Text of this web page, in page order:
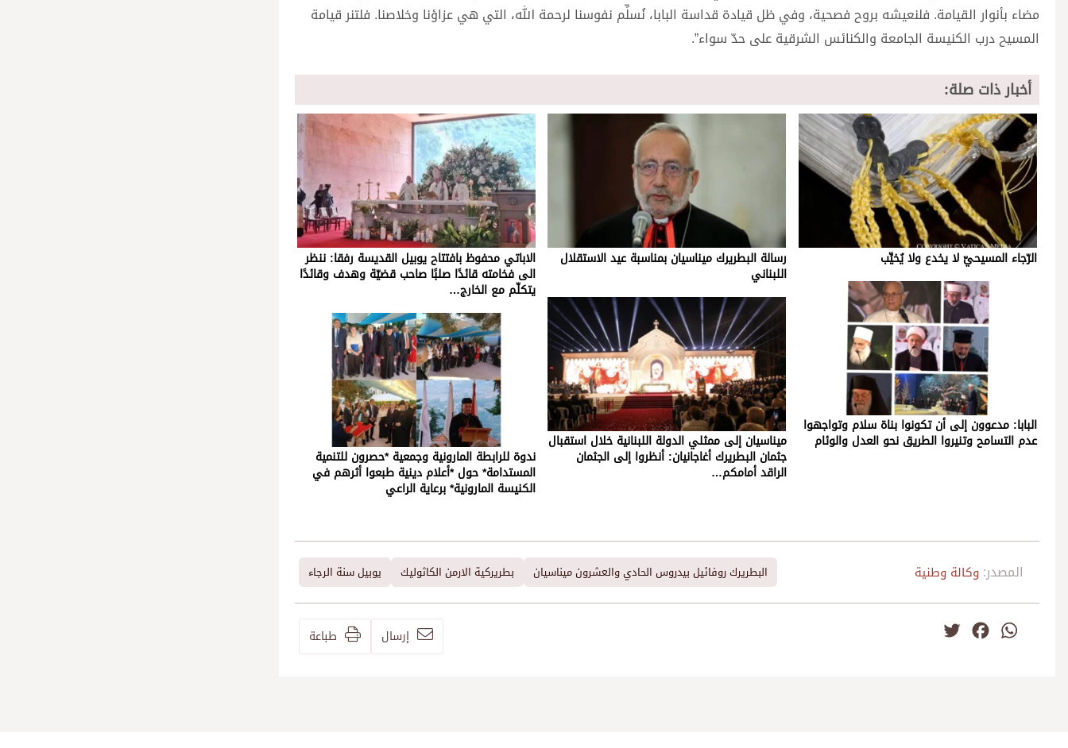
مضاء بأنوار القيامة. فلنعيشه بروح فصحية، وفي ظل قيادة قداسة البابا، نُسلِّم نفوسنا لرحمة الله، التي هي عزاؤنا وخلاصنا. فلتنر قيامة
المسيح درب الكنيسة الجامعة والكنائس الشرقية على حدّ سواء”.
أخبار ذات صلة:
الرّجاء المسيحيّ لا يخدع ولا يُخيِّب
البابا: مدعوون إلى أن تكونوا بناة سلام وتواجهوا
عدم التسامح وتنيروا الطريق نحو العدل والوئام
رسالة البطريرك ميناسيان بمناسبة عيد الاستقلال
اللبناني
ميناسيان إلى ممثلي الدولة اللبنانية خلال استقبال
جثمان البطريرك أغاجانيان: أنظروا إلى الجثمان
الراقد أمامكم…
الاباتي محفوظ بافتتاح يوبيل القديسة رفقا: ننظر
الى فخامته قائدًا صلبًا صاحب قضيّة وهدف وقائدًا
يتكلّم مع الخارج…
ندوة للرابطة المارونية وجمعية *حصرون للتنمية
المستدامة* حول *أعلام دينية طبعوا أثرهم في
الكنيسة المارونية* برعاية الراعي
المصدر: وكالة وطنية البطريرك روفائيل بيدروس الحادي والعشرون ميناسيان بطريركية الارمن الكاثوليك يوبيل سنة الرجاء
WhatsApp
Facebook إرسال طباعة